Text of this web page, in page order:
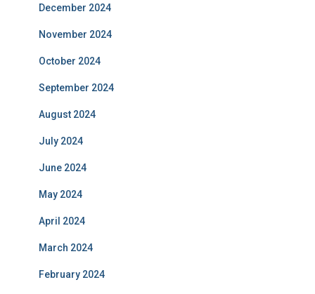
December 2024
November 2024
October 2024
September 2024
August 2024
July 2024
June 2024
May 2024
April 2024
March 2024
February 2024